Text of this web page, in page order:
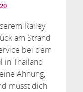
Railey
am Strand
bei dem
in Thailand
Ahnung,
musst dich